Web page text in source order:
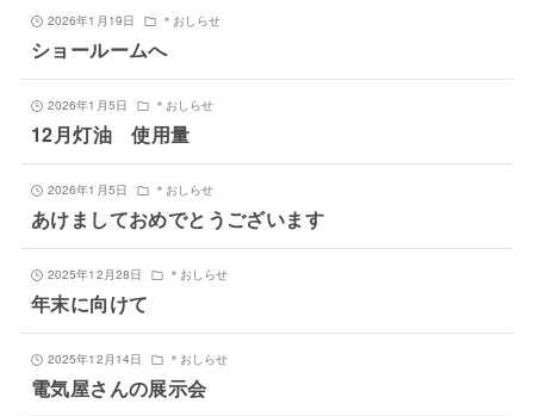
2026年1月19日 ＊おしらせ
ショールームへ
2026年1月5日 ＊おしらせ
12月灯油 使用量
2026年1月5日 ＊おしらせ
あけましておめでとうございます
2025年12月28日 ＊おしらせ
年末に向けて
2025年12月14日 ＊おしらせ
電気屋さんの展示会